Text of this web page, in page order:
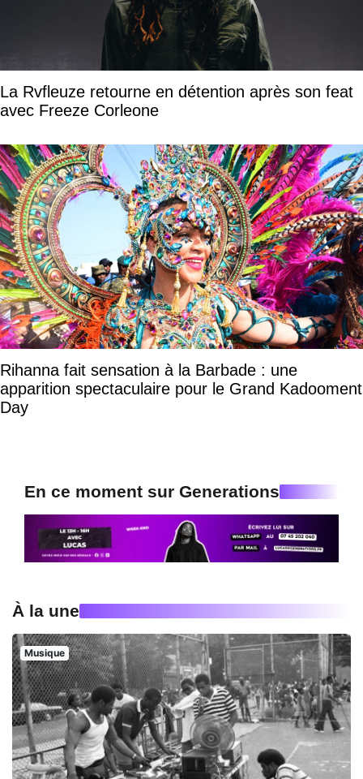
La Rvfleuze retourne en détention après son feat
avec Freeze Corleone
Rihanna fait sensation à la Barbade : une
apparition spectaculaire pour le Grand Kadooment
Day
En ce moment sur Generations
À la une
Musique